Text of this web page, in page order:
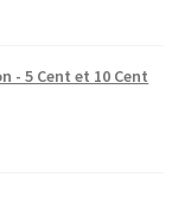
- 5 Cent et 10 Cent